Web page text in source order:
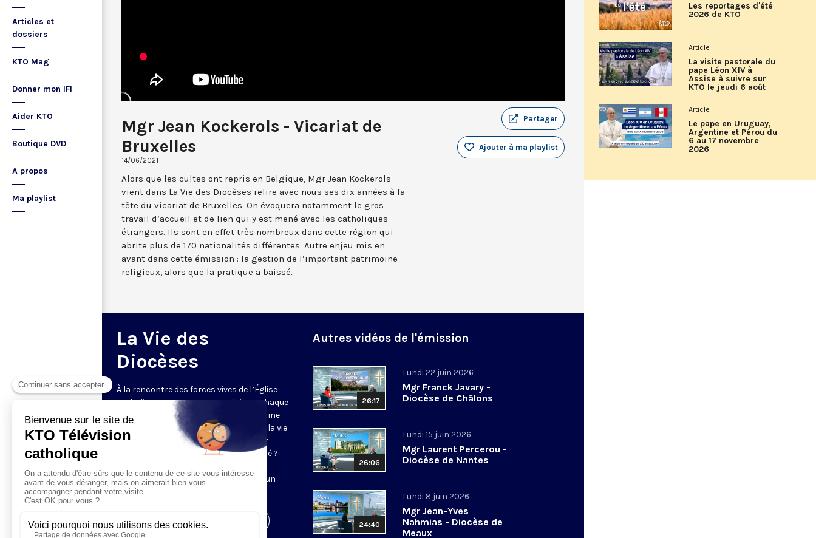
Articles et
dossiers
KTO Mag
Donner mon IFI
Aider KTO
Boutique DVD
A propos
Ma playlist
Mgr Jean Kockerols - Vicariat de
Bruxelles
14/06/2021
Partager
Ajouter à ma playlist
Alors que les cultes ont repris en Belgique, Mgr Jean Kockerols
vient dans La Vie des Diocèses relire avec nous ses dix années à la
tête du vicariat de Bruxelles. On évoquera notamment le gros
travail d’accueil et de lien qui y est mené avec les catholiques
étrangers. Ils sont en effet très nombreux dans cette région qui
abrite plus de 170 nationalités différentes. Autre enjeu mis en
avant dans cette émission : la gestion de l’important patrimoine
religieux, alors que la pratique a baissé.
La Vie des
Diocèses
À la rencontre des forces vives de l’Église
catholique en France et en Belgique. Chaque
semaine, un évêque est reçu par Honorine
Grasset pour remettre en perspective la vie
et l’actualité de son diocèse. Comment
l’Evangile est-il concrètement annoncé ?
Reportages et interviews nourrissent un
échange franc et direct.
Visiter la page de l'émission
Autres vidéos de l'émission
26:17
Lundi 22 juin 2026
Mgr Franck Javary -
Diocèse de Châlons
26:06
Lundi 15 juin 2026
Mgr Laurent Percerou -
Diocèse de Nantes
24:40
Lundi 8 juin 2026
Mgr Jean-Yves
Nahmias - Diocèse de
Meaux
Les reportages d'été
2026 de KTO
Article
La visite pastorale du
pape Léon XIV à
Assise à suivre sur
KTO le jeudi 6 août
Article
Le pape en Uruguay,
Argentine et Pérou du
6 au 17 novembre
2026